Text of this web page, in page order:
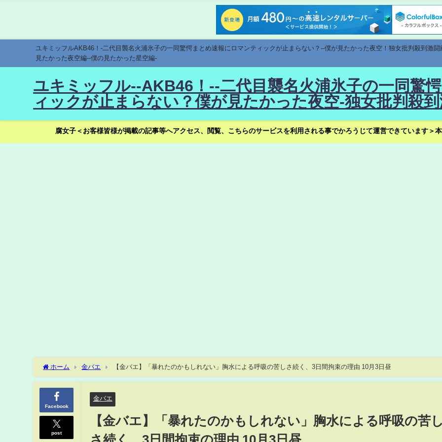
ユキミッフルAKB46！-二代目襲名火浦氷子の一同驚愕まとめ速報にロマンティックが止まらない？--僕が見たかった夜空！独女批判殺到激
見たかった夜空編--僕の見たかった星空編-
ユキミッフル--AKB46！--二代目襲名火浦氷子の一同驚
ィックが止まらない？僕が見たかった夜空-独女批判殺
腐女子＜お客様皆様が掲載の記事等へアクセス、閲覧、こちらのサービスを利用される事でかろうじて運営できています＞
ホーム 金バエ 【金バエ】「暴れたのかもしれない」胸水による呼吸の苦しさ続く、3日間拘束の理由 10月3日昼
Facebook
post
金バエ
【金バエ】「暴れたのかもしれない」胸水による呼吸の苦
さ続く、3日間拘束の理由 10月3日昼